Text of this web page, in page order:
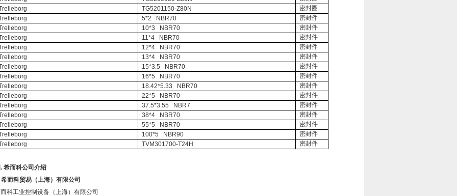
TG5201150-Z80N
密封圈
5*2 NBR70
密封件
10*3 NBR70
密封件
11*4 NBR70
密封件
12*4 NBR70
密封件
13*4 NBR70
密封件
15*3.5 NBR70
密封件
16*5 NBR70
密封件
18.42*5.33 NBR70
密封件
22*5 NBR70
密封件
37.5*3.55 NBR7
密封件
38*4 NBR70
密封件
55*5 NBR70
密封件
100*5 NBR90
密封件
TVM301700-T24H 密封件
. 希而科公司介绍
希而科贸易（上海）有限公司
科工业控制设备（上海）有限公司